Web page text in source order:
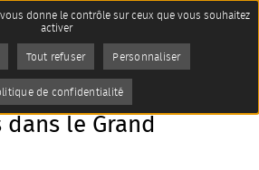
Imprimer
et perturbations
dans le Grand
donne le contrôle sur ceux que vous souhaitez
activer
Tout refuser Personnaliser
de confidentialité